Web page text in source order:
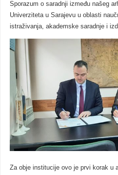
Sporazum o saradnji između našeg
Univerziteta u Sarajevu u oblasti
istraživanja, akademske saradnje i
Za obje institucije ovo je prvi korak u